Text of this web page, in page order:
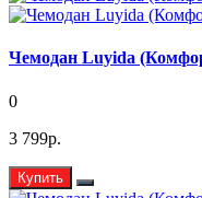
Чемодан Luyida
0
3 799р.
Купить